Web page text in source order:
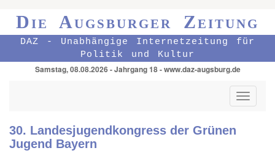
Die Augsburger Zeitung
DAZ - Unabhängige Internetzeitung für
Politik und Kultur
Samstag, 08.08.2026 - Jahrgang 18 - www.daz-augsburg.de
Toggle
30. Landesjugendkongress der Grünen
Jugend Bayern